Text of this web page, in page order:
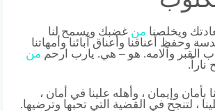
ويخلصنا من غضبك ويسمح لنا
وحفظ أعناقنا وأعناق آبائنا وأمهاتنا
القبر وآلامه. هو – هي. يارب ارحم من
بأمان وإيمان ، وأهله علينا في أمان ،
، لتنجح في القضية التي تحبها وترضيها.